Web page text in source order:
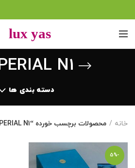
N1
دسته بندی ها
خانه محصولات برچسب خورده “IMPERIAL N1”
-5%